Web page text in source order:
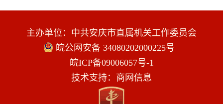
主办单位：中共安庆市直属机关工作委员会
皖公网安备 34080202000225号
皖ICP备09006057号-1
技术支持：商网信息